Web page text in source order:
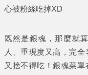
心被粉絲吃掉XD
既然是銀魂 ，那麼就
人、重現度又高，完
又捨不得吃！銀魂菜單